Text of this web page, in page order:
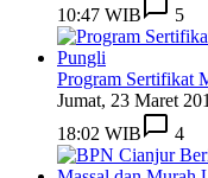
10:47 WIB
5
Program Sertifikat
Jumat, 23 Maret
18:02 WIB
4